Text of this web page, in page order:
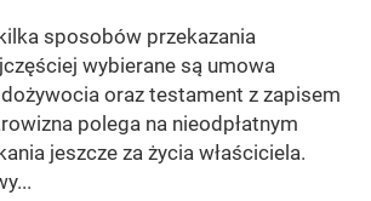
sposobów przekazania
wybierane są umowa
oraz testament z zapisem
polega na nieodpłatnym
jeszcze za życia właściciela.